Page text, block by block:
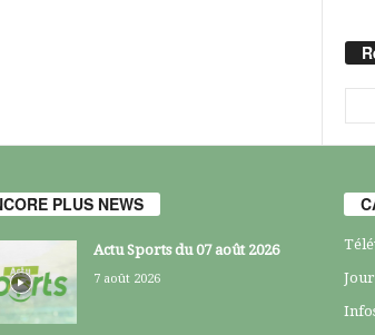
PLUS NEWS
Actu Sports du 07 août 2026
7 août 2026